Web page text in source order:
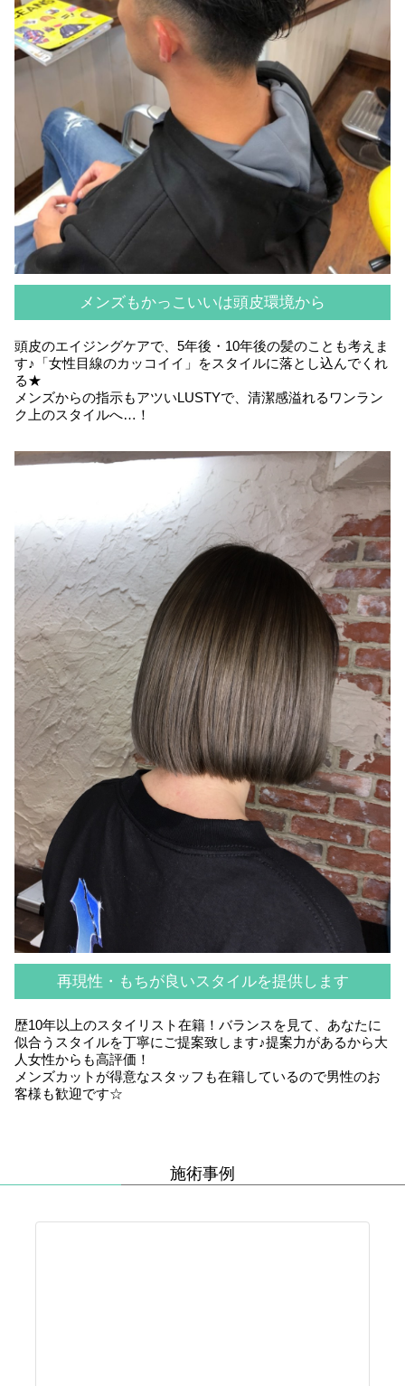
メンズもかっこいいは頭皮環境から
頭皮のエイジングケアで、5年後・10年後の髪のことも考えま
す♪「女性目線のカッコイイ」をスタイルに落とし込んでくれ
る★
メンズからの指示もアツいLUSTYで、清潔感溢れるワンラン
ク上のスタイルへ…！
再現性・もちが良いスタイルを提供します
歴10年以上のスタイリスト在籍！バランスを見て、あなたに
似合うスタイルを丁寧にご提案致します♪提案力があるから大
人女性からも高評価！
メンズカットが得意なスタッフも在籍しているので男性のお
客様も歓迎です☆
施術事例